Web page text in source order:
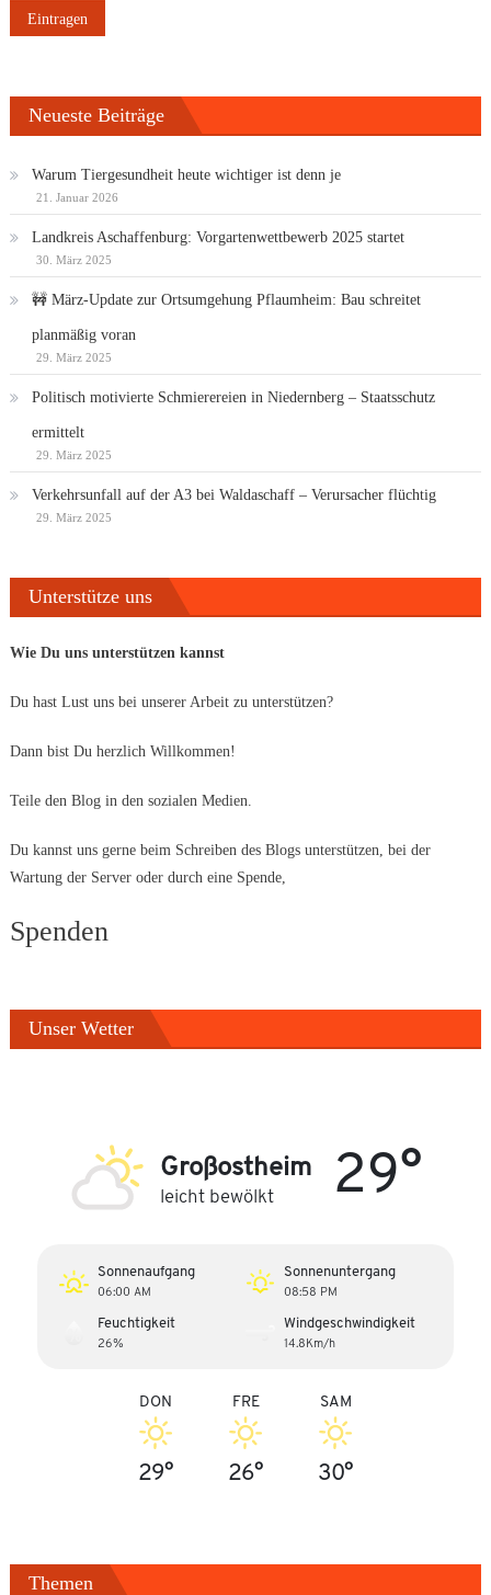
Neueste Beiträge
Warum Tiergesundheit heute wichtiger ist denn je
21. Januar 2026
Landkreis Aschaffenburg: Vorgartenwettbewerb 2025 startet
30. März 2025
🚧 März-Update zur Ortsumgehung Pflaumheim: Bau schreitet
planmäßig voran
29. März 2025
Politisch motivierte Schmierereien in Niedernberg – Staatsschutz
ermittelt
29. März 2025
Verkehrsunfall auf der A3 bei Waldaschaff – Verursacher flüchtig
29. März 2025
Unterstütze uns
Wie Du uns unterstützen kannst
Du hast Lust uns bei unserer Arbeit zu unterstützen?
Dann bist Du herzlich Willkommen!
Teile den Blog in den sozialen Medien.
Du kannst uns gerne beim Schreiben des Blogs unterstützen, bei der
Wartung der Server oder durch eine Spende,
Spenden
Unser Wetter
Großostheim
leicht bewölkt 29°
Sonnenaufgang
06:00 AM
Sonnenuntergang
08:58 PM
Feuchtigkeit
26%
Windgeschwindigkeit
14.8Km/h
DON
29°
FRE
26°
SAM
30°
Themen